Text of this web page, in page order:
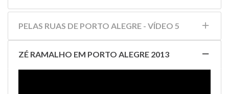
PELAS RUAS DE PORTO ALEGRE - VÍDEO 5
ZÉ RAMALHO EM PORTO ALEGRE 2013